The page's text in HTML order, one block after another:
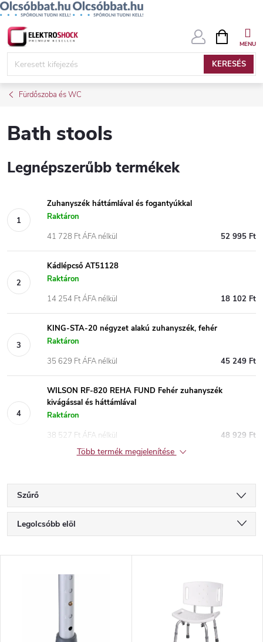
Ugrás
KERESÉS
KOSÁR
Fürdőszoba és WC
Bath stools
Legnépszerűbb termékek
Zuhanyszék háttámlával és fogantyúkkal
Raktáron
52 995 Ft
41 728 Ft ÁFA nélkül
Kádlépcső AT51128
Raktáron
18 102 Ft
14 254 Ft ÁFA nélkül
KING-STA-20 négyzet alakú zuhanyszék, fehér
Raktáron
45 249 Ft
35 629 Ft ÁFA nélkül
WILSON RF-820 REHA FUND Fehér zuhanyszék
kivágással és háttámlával
Raktáron
48 929 Ft
38 527 Ft ÁFA nélkül
Több termék megjelenítése
Szűrő
T
e
Legolcsóbb elöl